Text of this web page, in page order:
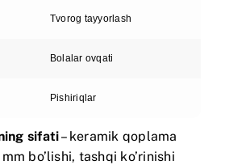
Tvorog tayyorlash
Bolalar ovqati
Pishiriqlar
sifati– keramik qoplama
bo’lishi, tashqi ko’rinishi